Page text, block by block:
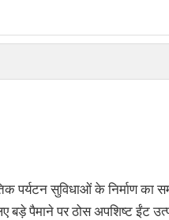
पर्यटन सुविधाओं के निर्माण
बड़े पैमाने पर ठोस अपशिष्ट